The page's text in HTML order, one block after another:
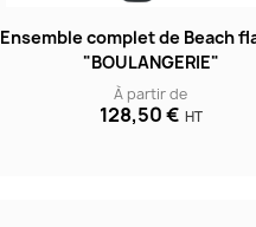
Ensemble complet de Beach
"BOULANGERIE"
À partir de
128,50 € HT